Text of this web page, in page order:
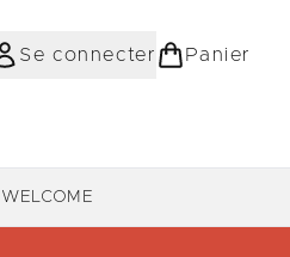
Se connecter Panier